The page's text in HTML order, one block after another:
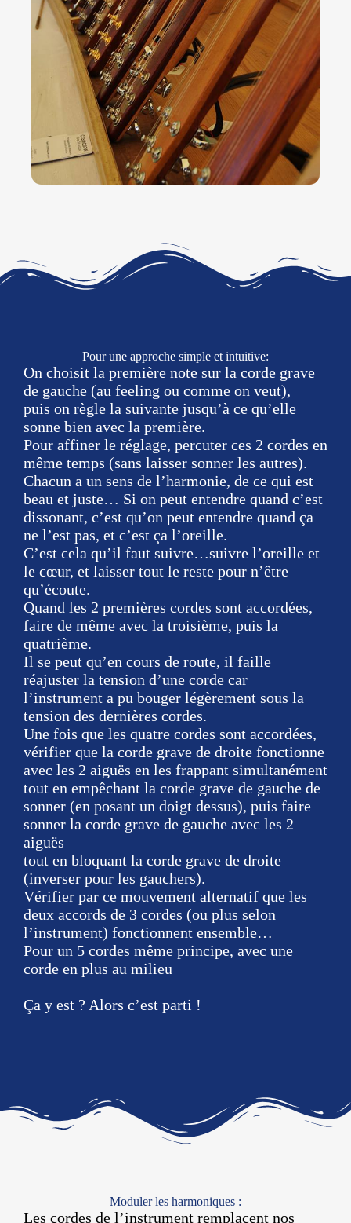
Pour une approche simple et intuitive:
On choisit la première note sur la corde grave
de gauche (au feeling ou comme on veut),
puis on règle la suivante jusqu’à ce qu’elle
sonne bien avec la première.
Pour affiner le réglage, percuter ces 2 cordes en
même temps (sans laisser sonner les autres).
Chacun a un sens de l’harmonie, de ce qui est
beau et juste… Si on peut entendre quand c’est
dissonant, c’est qu’on peut entendre quand ça
ne l’est pas, et c’est ça l’oreille.
C’est cela qu’il faut suivre…suivre l’oreille et
le cœur, et laisser tout le reste pour n’être
qu’écoute.
Quand les 2 premières cordes sont accordées,
faire de même avec la troisième, puis la
quatrième.
Il se peut qu’en cours de route, il faille
réajuster la tension d’une corde car
l’instrument a pu bouger légèrement sous la
tension des dernières cordes.
Une fois que les quatre cordes sont accordées,
vérifier que la corde grave de droite fonctionne
avec les 2 aiguës en les frappant simultanément
tout en empêchant la corde grave de gauche de
sonner (en posant un doigt dessus), puis faire
sonner la corde grave de gauche avec les 2
aiguës
tout en bloquant la corde grave de droite
(inverser pour les gauchers).
Vérifier par ce mouvement alternatif que les
deux accords de 3 cordes (ou plus selon
l’instrument) fonctionnent ensemble…
Pour un 5 cordes même principe, avec une
corde en plus au milieu
Ça y est ? Alors c’est parti !
Moduler les harmoniques :
Les cordes de l’instrument remplacent nos